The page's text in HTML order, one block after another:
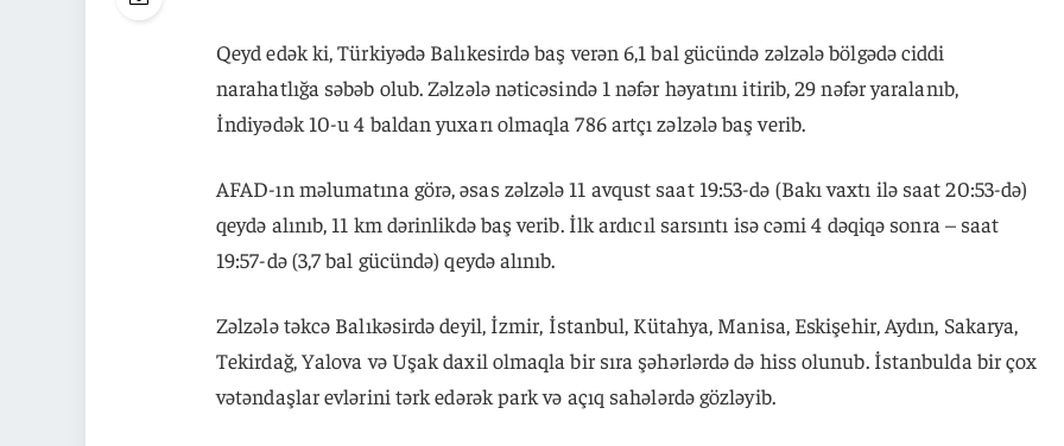
Qeyd edək ki, Türkiyədə Balıkesirdə baş verən 6,1 bal gücündə zəlzələ bölgədə ciddi
narahatlığa səbəb olub. Zəlzələ nəticəsində 1 nəfər həyatını itirib, 29 nəfər yaralanıb,
İndiyədək 10-u 4 baldan yuxarı olmaqla 786 artçı zəlzələ baş verib.
AFAD-ın məlumatına görə, əsas zəlzələ 11 avqust saat 19:53-də (Bakı vaxtı ilə saat 20:53-də)
qeydə alınıb, 11 km dərinlikdə baş verib. İlk ardıcıl sarsıntı isə cəmi 4 dəqiqə sonra – saat
19:57-də (3,7 bal gücündə) qeydə alınıb.
Zəlzələ təkcə Balıkəsirdə deyil, İzmir, İstanbul, Kütahya, Manisa, Eskişehir, Aydın, Sakarya,
Tekirdağ, Yalova və Uşak daxil olmaqla bir sıra şəhərlərdə də hiss olunub. İstanbulda bir çox
vətəndaşlar evlərini tərk edərək park və açıq sahələrdə gözləyib.